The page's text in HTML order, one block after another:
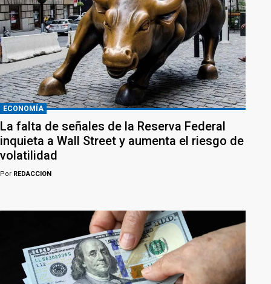
ECONOMÍA
La falta de señales de la Reserva Federal
inquieta a Wall Street y aumenta el riesgo de
volatilidad
Por REDACCION